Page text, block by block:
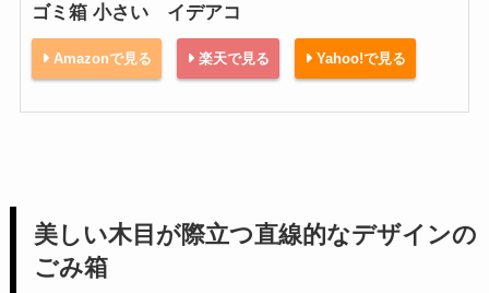
ゴミ箱 小さい イデアコ
Amazonで見る 楽天で見る Yahoo!で見る
美しい木目が際立つ直線的なデザインの
ごみ箱